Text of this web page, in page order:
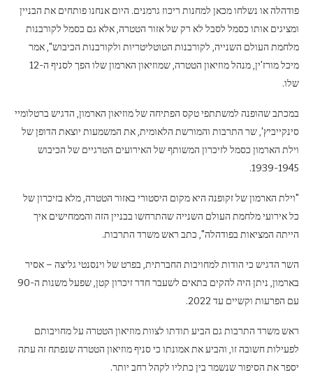
פודהלה או נשלחו מכאן למחנות ריכוז גרמנים. היום אנחנו פותחים את הבניין
ומציגים אותו כסמל לסבל לא רק של אזור הטטרה, אלא גם כסמל לקורבנות
מלחמת העולם השנייה, לקורבנות הטוטליטריות ולקורבנות הכיבוש", אמר
מיכל מורז'ין, מנהל מוזיאון הטטרה, שמוזיאון הארמון שלו הפך לסניף ה-12
שלו.
במכתב שהופנה למשתתפי טקס הפתיחה של מוזיאון הארמון, הדגיש ברטלומיי
סינקייביץ', שר התרבות והמורשת הלאומית, את המשמעות יוצאת הדופן של
וילת הארמון כסמל לזיכרון המשותף של האירועים הטרגיים של הכיבוש
1939-1945.
"וילת הארמון של זקופנה היא מקום היסטורי באזור הטטרה, מלא בזיכרון של
כל אירועי מלחמת העולם השנייה שהתרחשו בבניין הזה והממחישים איך
הייתה המציאות בפודהלה", כתב ראש משרד התרבות.
השר הדגיש כי הודות למחויבות החברתית, בפרט של וינסנטי גליצה – אסיר
בארמון, ניתן היה להקים בתאים לשעבר חדר זיכרון קטן, שפעל משנות ה-90
עם הפרעות וקשיים עד 2022.
ראש משרד התרבות גם הביע תודתו לצוות מוזיאון הטטרה על מחויבותם
לפעילות חשובה זו, והביע את אמונתו כי סניף מוזיאון הטטרה שנפתח זה עתה
יספר את הסיפור שנשמר בין כתליו לקהל רחב יותר.